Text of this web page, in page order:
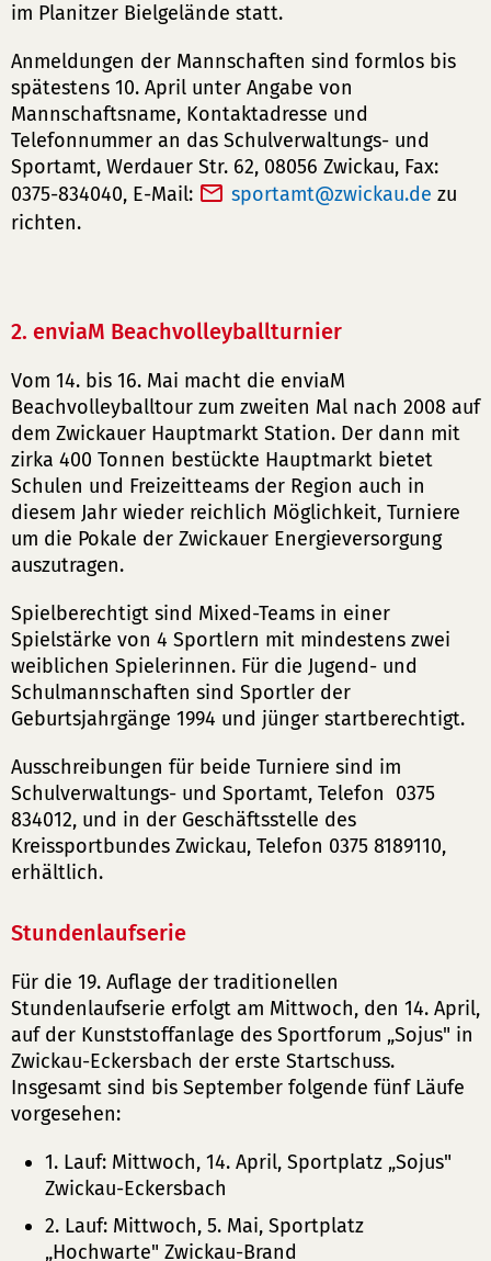
im Planitzer Bielgelände statt.
Anmeldungen der Mannschaften sind formlos bis
spätestens 10. April unter Angabe von
Mannschaftsname, Kontaktadresse und
Telefonnummer an das Schulverwaltungs- und
Sportamt, Werdauer Str. 62, 08056 Zwickau, Fax:
0375-834040, E-Mail:
sportamt zwickau de zu
richten.
2. enviaM Beachvolleyballturnier
Vom 14. bis 16. Mai macht die enviaM
Beachvolleyballtour zum zweiten Mal nach 2008 auf
dem Zwickauer Hauptmarkt Station. Der dann mit
zirka 400 Tonnen bestückte Hauptmarkt bietet
Schulen und Freizeitteams der Region auch in
diesem Jahr wieder reichlich Möglichkeit, Turniere
um die Pokale der Zwickauer Energieversorgung
auszutragen.
Spielberechtigt sind Mixed-Teams in einer
Spielstärke von 4 Sportlern mit mindestens zwei
weiblichen Spielerinnen. Für die Jugend- und
Schulmannschaften sind Sportler der
Geburtsjahrgänge 1994 und jünger startberechtigt.
Ausschreibungen für beide Turniere sind im
Schulverwaltungs- und Sportamt, Telefon 0375
834012, und in der Geschäftsstelle des
Kreissportbundes Zwickau, Telefon 0375 8189110,
erhältlich.
Stundenlaufserie
Für die 19. Auflage der traditionellen
Stundenlaufserie erfolgt am Mittwoch, den 14. April,
auf der Kunststoffanlage des Sportforum „Sojus" in
Zwickau-Eckersbach der erste Startschuss.
Insgesamt sind bis September folgende fünf Läufe
vorgesehen:
1. Lauf: Mittwoch, 14. April, Sportplatz „Sojus"
Zwickau-Eckersbach
2. Lauf: Mittwoch, 5. Mai, Sportplatz
„Hochwarte" Zwickau-Brand